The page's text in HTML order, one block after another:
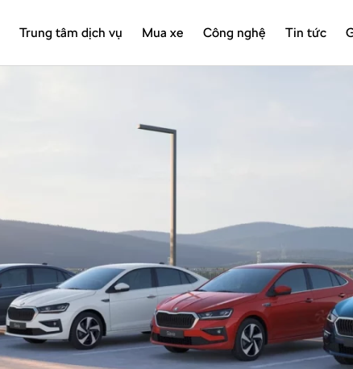
Trung tâm dịch vụ Mua xe Công nghệ Tin tức